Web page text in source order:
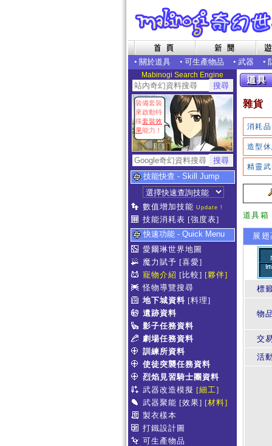
• 關於道具 • 可生產物品 • 武器 •
Mabinogi Search Engine
裝備套裝
來啟動特
殊套裝效
果能力！
技能快查 - Skill Jump
數值增加技能 Update !
技能消耗表 [強度表]
快速功能 - Quick Menu
愛爾琳世界地圖
魔力賦予 [喜愛]
寵物介紹 [比較] [夥伴]
怪物導覽搜尋
地下城資料 [料理]
遺跡資料
影子任務資料
劇場任務資料
訓練所資料
使徒突襲任務資料
烈焰見習騎士團資料
武器改造模擬 [細工]
武器聚能 [效果] [材料]
製衣樣本
打鐵設計圖
可生產物品
雜貨
消耗品
造型
精靈
道具箱
展翅
標
物
交
活